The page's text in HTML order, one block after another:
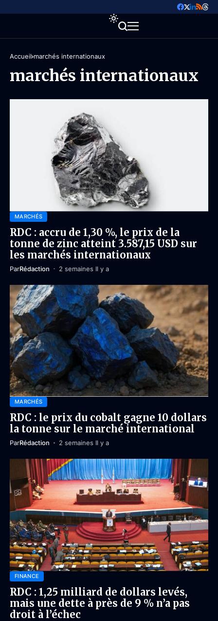
Accueil marchés internationaux
marchés internationaux
MARCHÉS
RDC : accru de 1,30 %, le prix de la
tonne de zinc atteint 3.587,15 USD sur
les marchés internationaux
ParRédaction 2 semaines Il y a
MARCHÉS
RDC : le prix du cobalt gagne 10 dollars
la tonne sur le marché international
ParRédaction 2 semaines Il y a
FINANCE
RDC : 1,25 milliard de dollars levés,
mais une dette à près de 9 % n’a pas
droit à l’échec